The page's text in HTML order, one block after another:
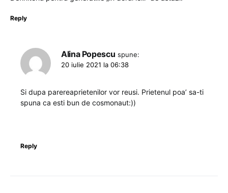
Reply
Alina Popescu spune:
20 iulie 2021 la 06:38
Si dupa parereaprietenilor vor reusi. Prietenul poa’ sa-ti
spuna ca esti bun de cosmonaut:))
Reply